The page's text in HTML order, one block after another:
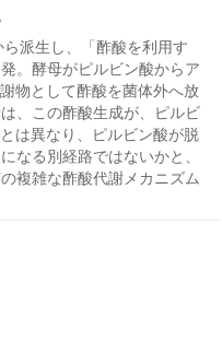
派生し、「酢酸を利用す
。酵母がピルビン酸からア
物として酢酸を菌体外へ放
、この酢酸生成が、ピルビ
は異なり、ピルビン酸が脱
なる別経路ではないかと、
複雑な酢酸代謝メカニズム